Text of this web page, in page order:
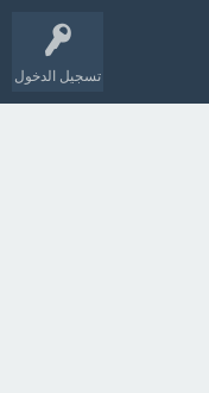
تسجيل الدخول